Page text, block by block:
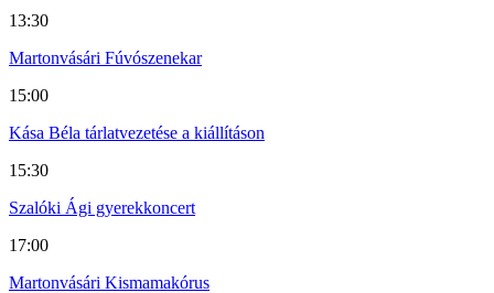
13:30
Martonvásári Fúvószenekar
15:00
Kása Béla tárlatvezetése a kiállításon
15:30
Szalóki Ági gyerekkoncert
17:00
Martonvásári Kismamakórus